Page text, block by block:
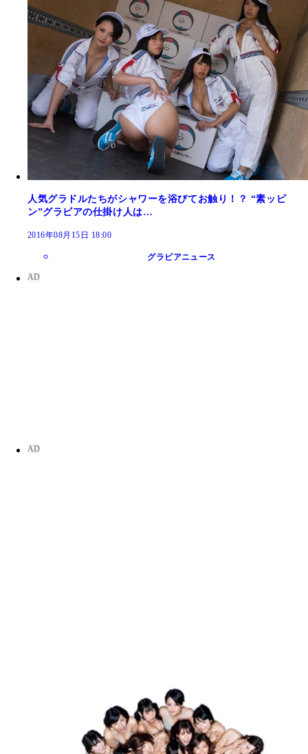
人気グラドルたちがシャワーを浴びてお触り！？ “素ッピ
ン”グラビアの仕掛け人は…
2016年08月15日 18:00
グラビアニュース